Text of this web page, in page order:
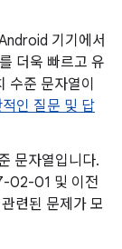
기기에서
더욱 빠르고 유
수준 문자열이
인 질문 및 답
문자열입니다.
02-01 및 이전
련된 문제가 모